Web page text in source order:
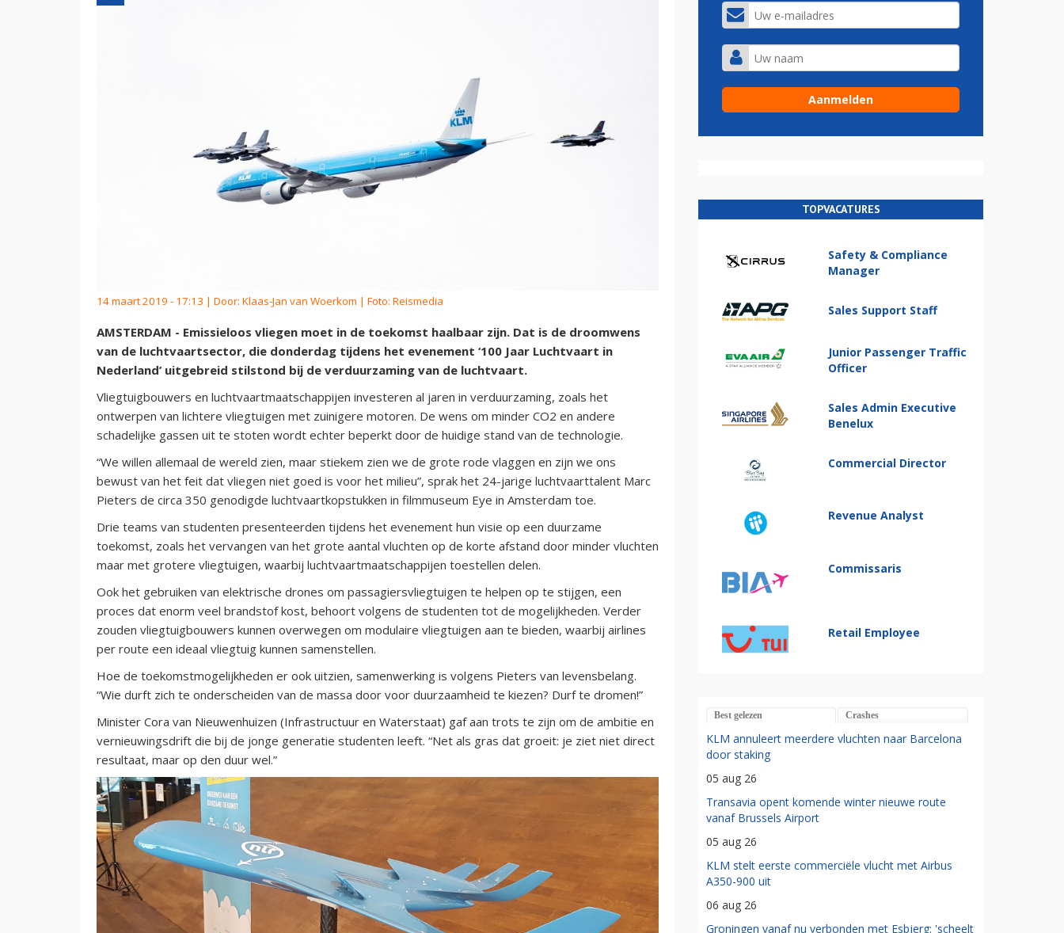
14 maart 2019 - 17:13 | Door: Klaas-Jan van Woerkom | Foto: Reismedia
AMSTERDAM - Emissieloos vliegen moet in de toekomst haalbaar zijn. Dat is de droomwens
van de luchtvaartsector, die donderdag tijdens het evenement ‘100 Jaar Luchtvaart in
Nederland’ uitgebreid stilstond bij de verduurzaming van de luchtvaart.
Vliegtuigbouwers en luchtvaartmaatschappijen investeren al jaren in verduurzaming, zoals het
ontwerpen van lichtere vliegtuigen met zuinigere motoren. De wens om minder CO2 en andere
schadelijke gassen uit te stoten wordt echter beperkt door de huidige stand van de technologie.
“We willen allemaal de wereld zien, maar stiekem zien we de grote rode vlaggen en zijn we ons
bewust van het feit dat vliegen niet goed is voor het milieu”, sprak het 24-jarige luchtvaarttalent Marc
Pieters de circa 350 genodigde luchtvaartkopstukken in filmmuseum Eye in Amsterdam toe.
Drie teams van studenten presenteerden tijdens het evenement hun visie op een duurzame
toekomst, zoals het vervangen van het grote aantal vluchten op de korte afstand door minder vluchten
maar met grotere vliegtuigen, waarbij luchtvaartmaatschappijen toestellen delen.
Ook het gebruiken van elektrische drones om passagiersvliegtuigen te helpen op te stijgen, een
proces dat enorm veel brandstof kost, behoort volgens de studenten tot de mogelijkheden. Verder
zouden vliegtuigbouwers kunnen overwegen om modulaire vliegtuigen aan te bieden, waarbij airlines
per route een ideaal vliegtuig kunnen samenstellen.
Hoe de toekomstmogelijkheden er ook uitzien, samenwerking is volgens Pieters van levensbelang.
“Wie durft zich te onderscheiden van de massa door voor duurzaamheid te kiezen? Durf te dromen!”
Minister Cora van Nieuwenhuizen (Infrastructuur en Waterstaat) gaf aan trots te zijn om de ambitie en
vernieuwingsdrift die bij de jonge generatie studenten leeft. “Net als gras dat groeit: je ziet niet direct
resultaat, maar op den duur wel.”
TOPVACATURES
Safety & Compliance
Manager
Sales Support Staff
Junior Passenger Traffic
Officer
Sales Admin Executive
Benelux
Commercial Director
Revenue Analyst
Commissaris
Retail Employee
Best gelezen Crashes
KLM annuleert meerdere vluchten naar Barcelona
door staking
05 aug 26
Transavia opent komende winter nieuwe route
vanaf Brussels Airport
05 aug 26
KLM stelt eerste commerciële vlucht met Airbus
A350-900 uit
06 aug 26
Groningen vanaf nu verbonden met Esbjerg: 'scheelt